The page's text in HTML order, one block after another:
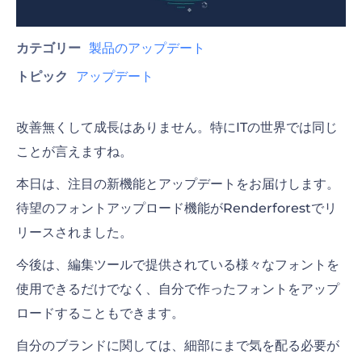
カテゴリー 製品のアップデート
トピック
アップデート
改善無くして成長はありません。特にITの世界では同じ
ことが言えますね。
本日は、注目の新機能とアップデートをお届けします。
待望のフォントアップロード機能がRenderforestでリ
リースされました。
今後は、編集ツールで提供されている様々なフォントを
使用できるだけでなく、自分で作ったフォントをアップ
ロードすることもできます。
自分のブランドに関しては、細部にまで気を配る必要が